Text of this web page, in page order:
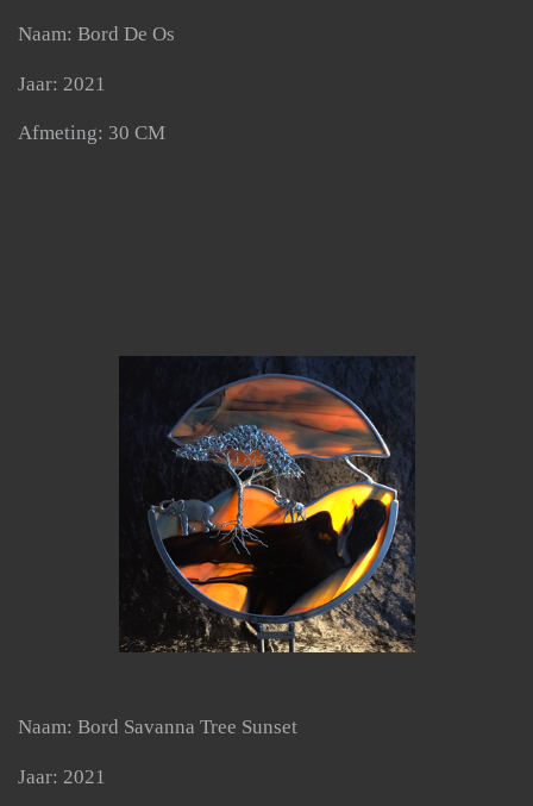
Naam: Bord De Os
Jaar: 2021
Afmeting: 30 CM
Naam: Bord Savanna Tree Sunset
Jaar: 2021